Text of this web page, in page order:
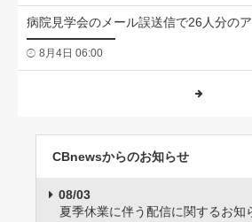
病院見学会のメール誤送信で26人分の
8月4日 06:00
CBnewsからのお知らせ
08/03
夏季休業に伴う配信に関するお知